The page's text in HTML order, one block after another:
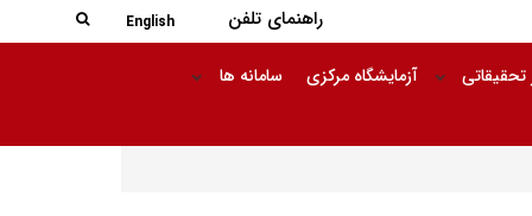
راهنمای تلفن جستجو English
آزمایشگاه مرکزی سامانه ها